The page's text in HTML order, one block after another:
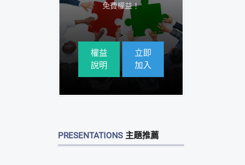
免費權益！
>
權益
說明
立即
加入
PRESENTATIONS 主題推薦